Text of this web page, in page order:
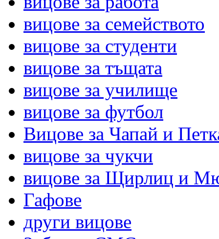
вицове за семейството
вицове за студенти
вицове за тъщата
вицове за училище
вицове за футбол
Вицове за Чапай и
вицове за чукчи
вицове за Щирлиц и
Гафове
други вицове